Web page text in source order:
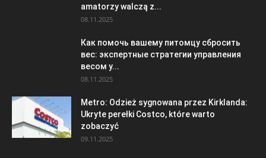
amatorzy walczą z...
08.11.2025
Как помочь вашему питомцу сбросить
вес: экспертные стратегии управления
весом у...
08.11.2025
Metro: Odzież sygnowana przez Kirklanda:
Ukryte perełki Costco, które warto
zobaczyć
09.11.2025